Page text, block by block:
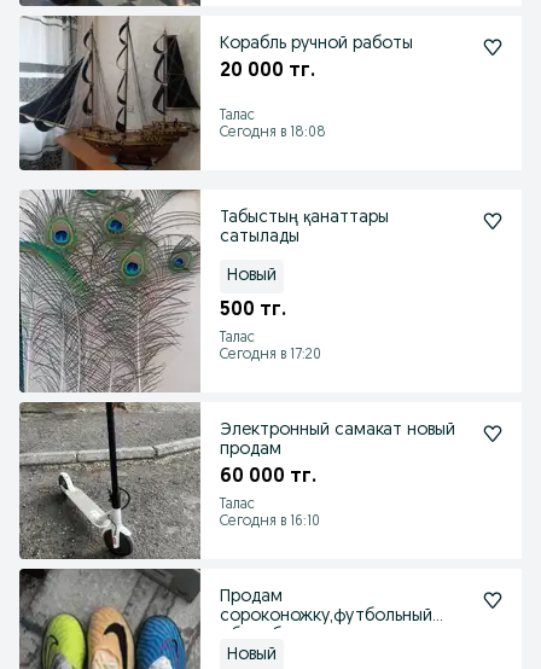
Корабль ручной работы
20 000 тг.
Талас
Сегодня в 18:08
Табыстың қанаттары
сатылады
Новый
500 тг.
Талас
Сегодня в 17:20
Электронный самакат новый
продам
60 000 тг.
Талас
Сегодня в 16:10
Продам
сороконожку,футбольный
Новый